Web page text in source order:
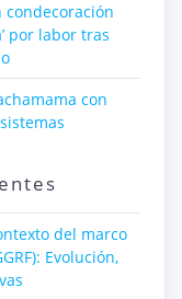
condecoración
por labor tras
con
del marco
Evolución,